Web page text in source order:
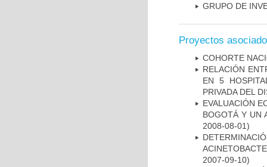
GRUPO DE
Proyectos
COHORTE
RELACIÓN
EN 5
PRIVADA DEL
EVALUACIÓN
BOGOTÁ Y UN
2008-08-01)
2007-09-10)